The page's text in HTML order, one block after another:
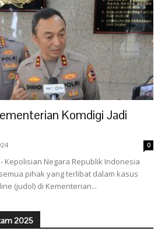
Komdigi Jadi
0
Kepolisian Negara Republik Indonesia
pihak yang terlibat dalam kasus
(judol) di Kementerian...
2025